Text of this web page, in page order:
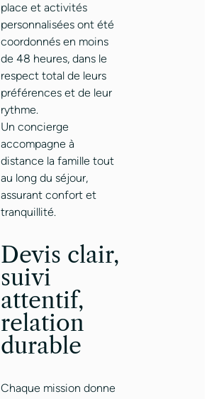
place et activités
personnalisées ont été
coordonnés en moins
de 48 heures, dans le
respect total de leurs
préférences et de leur
rythme.
Un concierge
accompagne à
distance la famille tout
au long du séjour,
assurant confort et
tranquillité.
Devis clair,
suivi
attentif,
relation
durable
Chaque mission donne